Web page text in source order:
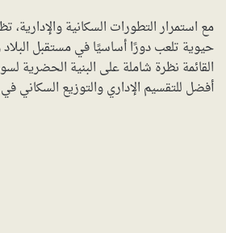
مع استمرار التطورات السكانية والإدارية،
حيوية تلعب دورًا أساسيًا في مستقبل
القائمة نظرة شاملة على البنية الحضرية
أفضل للتقسيم الإداري والتوزيع السكاني